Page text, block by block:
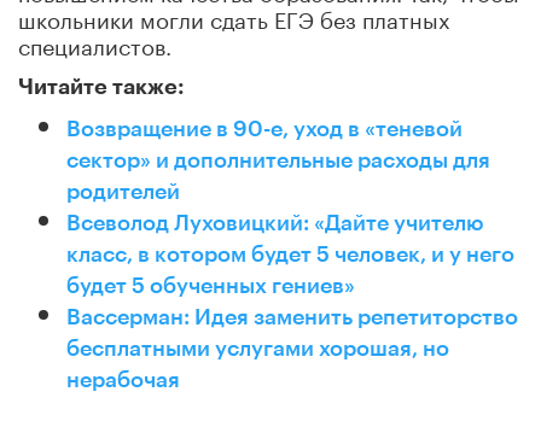
школьники могли сдать ЕГЭ без платных
специалистов.
Читайте также:
Возвращение в 90-е, уход в «теневой
сектор» и дополнительные расходы для
родителей
Всеволод Луховицкий: «Дайте учителю
класс, в котором будет 5 человек, и у него
будет 5 обученных гениев»
Вассерман: Идея заменить репетиторство
бесплатными услугами хорошая, но
нерабочая